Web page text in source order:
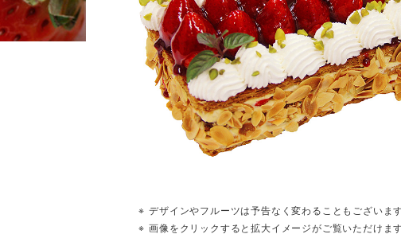
デザインやフルーツは予告なく変わることもございます
画像をクリックすると拡大イメージがご覧いただけます